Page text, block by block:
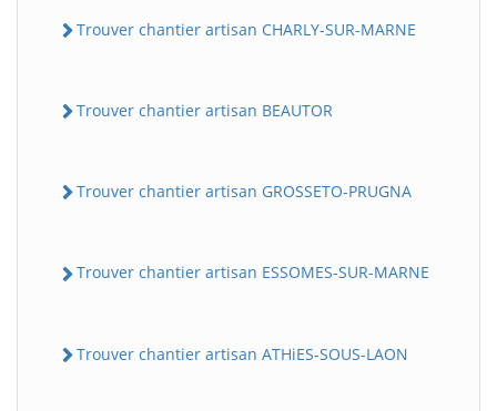
Trouver chantier artisan CHARLY-SUR-MARNE
Trouver chantier artisan BEAUTOR
Trouver chantier artisan GROSSETO-PRUGNA
Trouver chantier artisan ESSOMES-SUR-MARNE
Trouver chantier artisan ATHiES-SOUS-LAON